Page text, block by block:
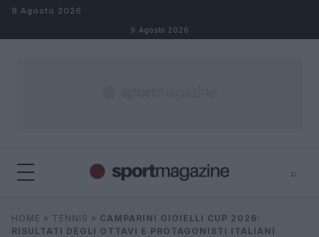
Salta al contenuto
9 Agosto 2026
9 Agosto 2026
⌕
Cerca
HOME » TENNIS » CAMPARINI GIOIELLI CUP 2026:
RISULTATI DEGLI OTTAVI E PROTAGONISTI ITALIANI